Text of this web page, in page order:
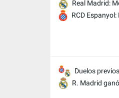
Real Madrid:
RCD
Duelos
R. Madrid